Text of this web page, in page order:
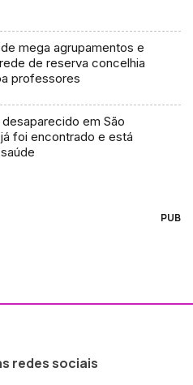
mega agrupamentos e
de reserva concelhia
professores
em São
foi encontrado e está
PUB
redes sociais